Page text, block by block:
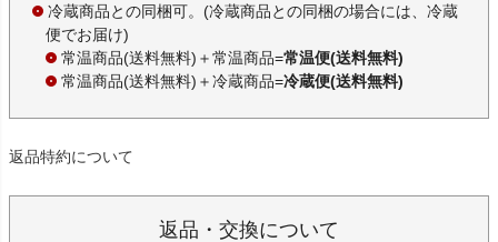
冷蔵商品との同梱可。(冷蔵商品との同梱の場合には、冷蔵
便でお届け)
常温商品(送料無料)＋常温商品=常温便(送料無料)
常温商品(送料無料)＋冷蔵商品=冷蔵便(送料無料)
返品特約について
返品・交換について